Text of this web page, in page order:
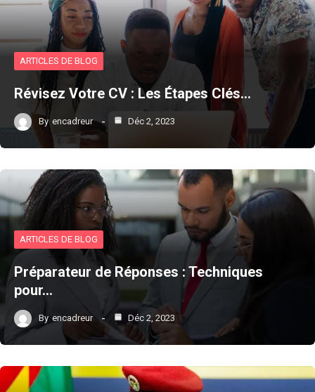
ARTICLES DE BLOG
Révisez Votre CV : Les Étapes Clés…
By encadreur Déc 2, 2023
ARTICLES DE BLOG
Préparateur de Réponses : Techniques
pour…
By encadreur Déc 2, 2023